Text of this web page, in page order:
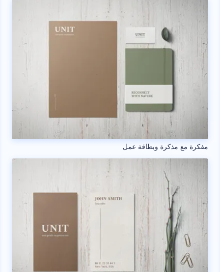
مفكرة مع مذكرة وبطاقة عمل